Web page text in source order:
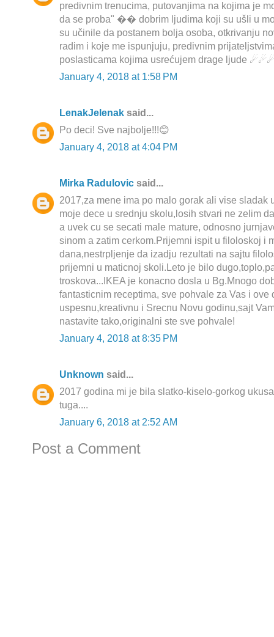
predivnim trenucima, putovanjima na kojima je
da se proba" �� dobrim ljudima koji su ušli u
su učinile da postanem bolja osoba, otkrivanju
radim i koje me ispunjuju, predivnim
poslasticama kojima usrećujem drage ljude
January 4, 2018 at 1:58 PM
LenakJelenak said...
Po deci! Sve najbolje!!!😊
January 4, 2018 at 4:04 PM
Mirka Radulovic said...
2017,za mene ima po malo gorak ali vise sladak
moje dece u srednju skolu,losih stvari ne zelim
a uvek cu se secati male mature, odnosno
sinom a zatim cerkom.Prijemni ispit u filoloskoj i
dana,nestrpljenje da izadju rezultati na sajtu
prijemni u maticnoj skoli.Leto je bilo
troskova...IKEA je konacno dosla u Bg.Mnogo
fantasticnim receptima, sve pohvale za Vas i ove
uspesnu,kreativnu i Srecnu Novu godinu,sajt
nastavite tako,originalni ste sve pohvale!
January 4, 2018 at 8:35 PM
Unknown said...
2017 godina mi je bila slatko-kiselo-gorkog
tuga....
January 6, 2018 at 2:52 AM
Post a Comment